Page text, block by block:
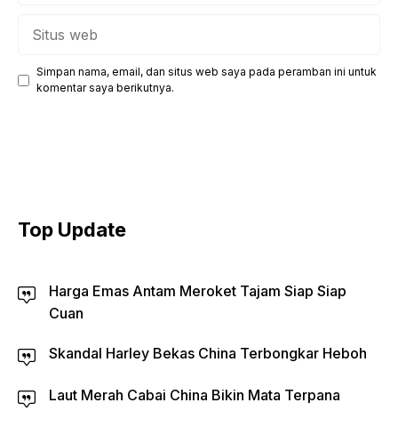
Simpan nama, email, dan situs web saya pada peramban ini untuk
komentar saya berikutnya.
Top Update
Harga Emas Antam Meroket Tajam Siap Siap
Cuan
Skandal Harley Bekas China Terbongkar Heboh
Laut Merah Cabai China Bikin Mata Terpana